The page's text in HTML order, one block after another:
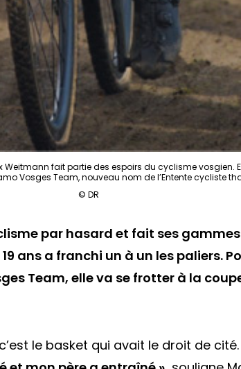
Weitmann fait partie des espoirs du cyclisme vosgien.
Vosges Team, nouveau nom de l’Entente cycliste
© DR
par hasard et fait ses
ans a franchi un à un les paliers.
Team, elle va se frotter à la
le basket qui avait le droit de cité.